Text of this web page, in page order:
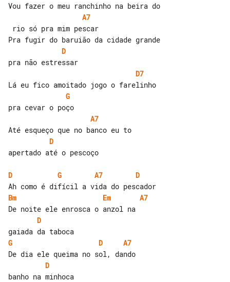
A7
D
D7
G
A7
D
apertado até o pescoço
D G A7
D
Bm
Em
A7
D
G
D
A7
D
banho na minhoca